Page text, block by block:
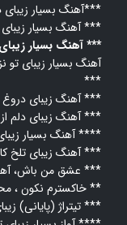
آهنگ بسیار زیبای دل داغون از ناصر صدر***
آهنگ بسیار زیبای عزیزم از افشین آذری و نسیم ***
آهنگ بسیار زیبای فارسی-ترکی انتظار از افشین آذری و نسیم ***
آهنگ بسیار زیبای تو
***
آهنگ زیبای دروغ از امین حبیبی ***
آهنگ زیبای دلم از علی عبدالمالکی ***
آهنگ بسیار زیبای عروس از امین حبیبی (حتما گوش کنید) ****
آهنگ زیبای تلخ کاری از امین حبیبی ***
عشق من باش، آهنگی شاد از بهنام صفوی ***
خاکسترم نکون ، محسن یگانه ، بسیار زیبا **
تیتراژ (پایانی) زیبای چار دیواری با صدای پوریا نیک پور ***